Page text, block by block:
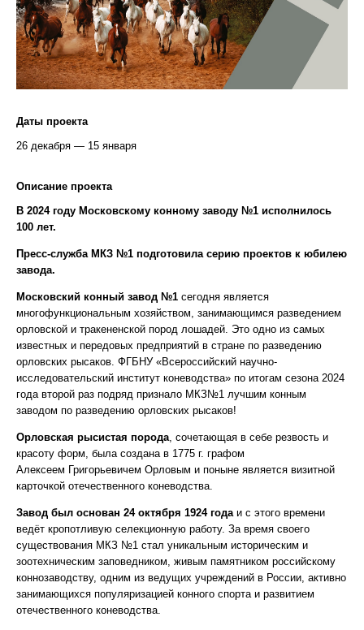
Даты проекта
26 декабря — 15 января
Описание проекта
В 2024 году Московскому конному заводу №1 исполнилось
100 лет.
Пресс-служба МКЗ №1 подготовила серию проектов к юбилею
завода.
Московский конный завод №1 сегодня является
многофункциональным хозяйством, занимающимся разведением
орловской и тракененской пород лошадей. Это одно из самых
известных и передовых предприятий в стране по разведению
орловских рысаков. ФГБНУ «Всероссийский научно-
исследовательский институт коневодства» по итогам сезона 2024
года второй раз подряд признало МКЗ№1 лучшим конным
заводом по разведению орловских рысаков!
Орловская рысистая порода, сочетающая в себе резвость и
красоту форм, была создана в 1775 г. графом
Алексеем Григорьевичем Орловым и поныне является визитной
карточкой отечественного коневодства.
Завод был основан 24 октября 1924 годаи с этого времени
ведёт кропотливую селекционную работу. За время своего
существования МКЗ №1 стал уникальным историческим и
зоотехническим заповедником, живым памятником российскому
коннозаводству, одним из ведущих учреждений в России, активно
занимающихся популяризацией конного спорта и развитием
отечественного коневодства.